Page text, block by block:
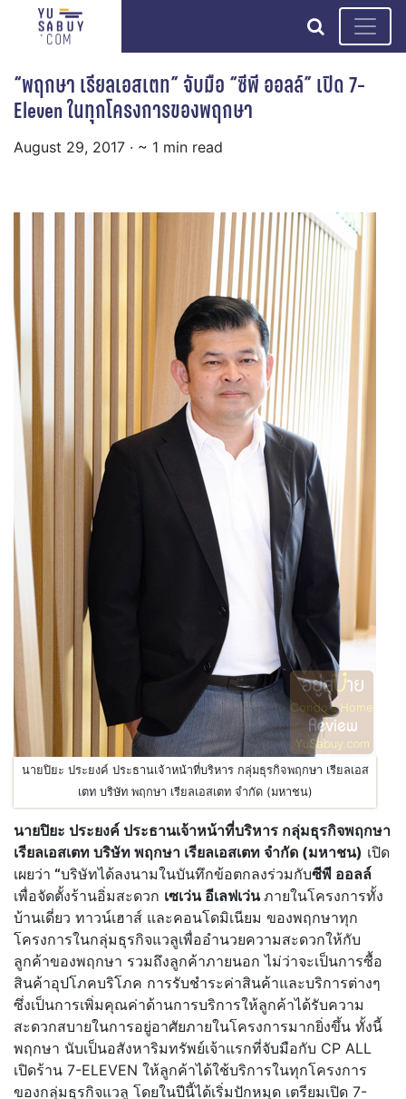
search
“พฤกษา เรียลเอสเตท” จับมือ “ซีพี ออลล์” เปิด 7-
Eleven ในทุกโครงการของพฤกษา
August 29, 2017 · ~ 1 min read
นายปิยะ ประยงค์ ประธานเจ้าหน้าที่บริหาร กลุ่มธุรกิจพฤกษา เรียลเอส
เตท บริษัท พฤกษา เรียลเอสเตท จำกัด (มหาชน)
นายปิยะ ประยงค์ ประธานเจ้าหน้าที่บริหาร กลุ่มธุรกิจพฤกษา
เรียลเอสเตท บริษัท พฤกษา เรียลเอสเตท จำกัด (มหาชน) เปิด
เผยว่า “บริษัทได้ลงนามในบันทึกข้อตกลงร่วมกับซีพี ออลล์
เพื่อจัดตั้งร้านอิ่มสะดวก เซเว่น อีเลฟเว่นภายในโครงการทั้ง
บ้านเดี่ยว ทาวน์เฮาส์ และคอนโดมิเนียม ของพฤกษาทุก
โครงการในกลุ่มธุรกิจแวลูเพื่ออำนวยความสะดวกให้กับ
ลูกค้าของพฤกษา รวมถึงลูกค้าภายนอก ไม่ว่าจะเป็นการซื้อ
สินค้าอุปโภคบริโภค การรับชำระค่าสินค้าและบริการต่างๆ
ซึ่งเป็นการเพิ่มคุณค่าด้านการบริการให้ลูกค้าได้รับความ
สะดวกสบายในการอยู่อาศัยภายในโครงการมากยิ่งขึ้น ทั้งนี้
พฤกษา นับเป็นอสังหาริมทรัพย์เจ้าแรกที่จับมือกับ CP ALL
เปิดร้าน 7-ELEVEN ให้ลูกค้าได้ใช้บริการในทุกโครงการ
ของกลุ่มธุรกิจแวลู โดยในปีนี้ได้เริ่มปักหมุด เตรียมเปิด 7-